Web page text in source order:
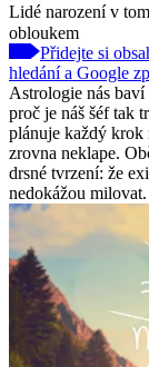
Lidé narození v
obloukem
Přidejte si
hledání a Google
Astrologie nás
proč je náš šéf tak
plánuje každý krok
zrovna neklape.
drsné tvrzení: že
nedokážou milovat.